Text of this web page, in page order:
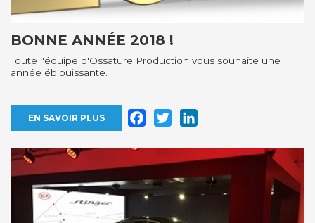
BONNE ANNÉE 2018 !
Toute l'équipe d'Ossature Production vous souhaite une
année éblouissante.
EN SAVOIR PLUS Facebook
Twitter